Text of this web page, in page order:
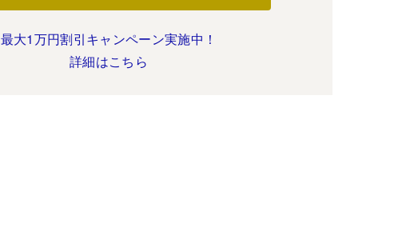
最大1万円割引キャンペーン実施中！
詳細はこちら